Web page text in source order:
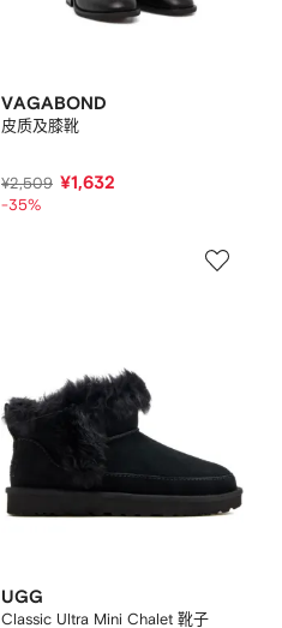
VAGABOND
皮质及膝靴
¥2,509 ¥1,632
-35%
UGG
Classic Ultra Mini Chalet 靴子